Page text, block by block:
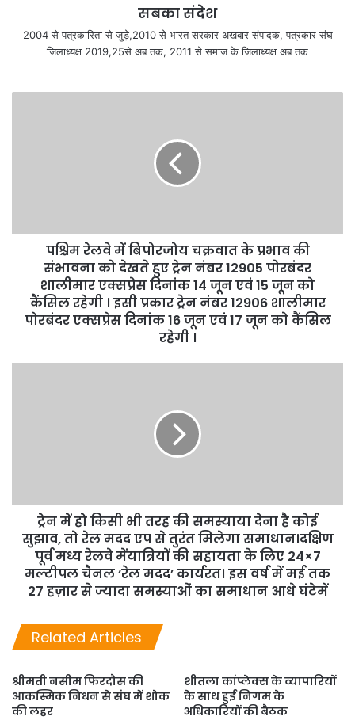
सबका संदेश
2004 से पत्रकारिता से जुड़े,2010 से भारत सरकार अखबार संपादक, पत्रकार संघ
जिलाध्यक्ष 2019,25से अब तक, 2011 से समाज के जिलाध्यक्ष अब तक
पश्चिम रेलवे में बिपोरजोय चक्रवात के प्रभाव की
संभावना को देखते हुए ट्रेन नंबर 12905 पोरबंदर
शालीमार एक्सप्रेस दिनांक 14 जून एवं 15 जून को
कैंसिल रहेगी । इसी प्रकार ट्रेन नंबर 12906 शालीमार
पोरबंदर एक्सप्रेस दिनांक 16 जून एवं 17 जून को कैंसिल
रहेगी ।
ट्रेन में हो किसी भी तरह की समस्याया देना है कोई
सुझाव, तो रेल मदद एप से तुरंत मिलेगा समाधान।दक्षिण
पूर्व मध्य रेलवे मेंयात्रियों की सहायता के लिए 24×7
मल्टीपल चैनल ‘रेल मदद’ कार्यरत। इस वर्ष में मई तक
27 हज़ार से ज्यादा समस्याओं का समाधान आधे घंटेमें
Related Articles
श्रीमती नसीम फिरदौस की
आकस्मिक निधन से संघ में शोक
की लहर
शीतला कांप्लेक्स के व्यापारियों
के साथ हुई निगम के
अधिकारियों की बैठक